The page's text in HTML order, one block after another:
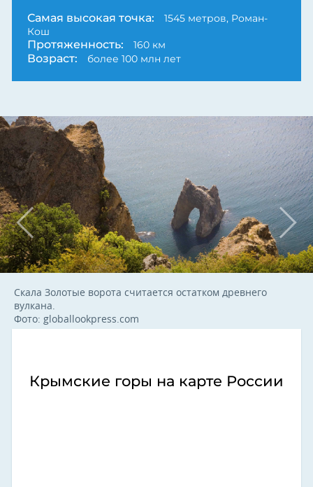
Самая высокая точка:
1545 метров, Роман-
Кош
Протяженность: 160 км
Возраст: более 100 млн лет
Скала Золотые ворота считается остатком древнего
вулкана.
Фото: globallookpress.com
Крымские горы на карте России